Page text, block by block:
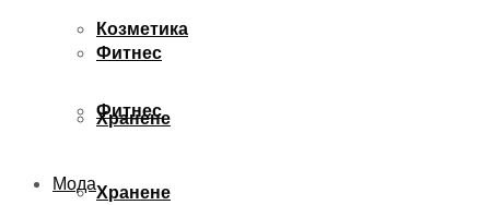
Козметика
Фитнес
Хранене
Фитнес
Хранене
Мода